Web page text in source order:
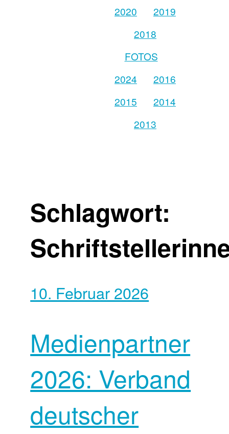
2020
2019
2018
FOTOS
2024
2016
2015
2014
2013
Schlagwort:
10. Februar 2026
Medienpartner
2026: Verband
deutscher